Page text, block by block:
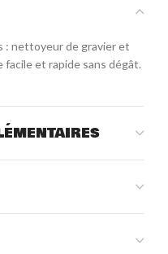
: nettoyeur de gravier et
facile et rapide sans dégât.